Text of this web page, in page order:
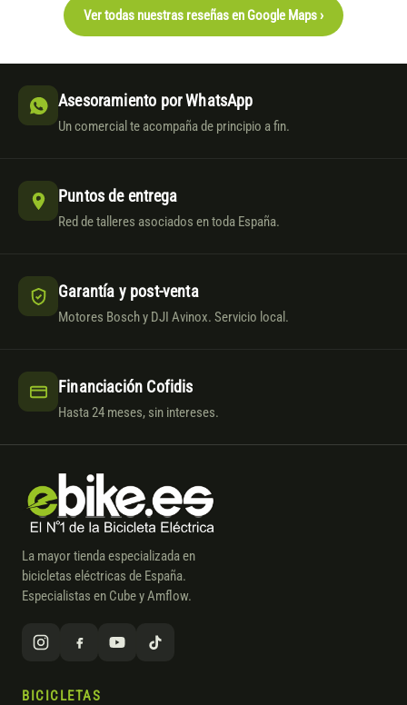
Ver todas nuestras reseñas en Google Maps ›
Asesoramiento por WhatsApp
Un comercial te acompaña de principio a fin.
Puntos de entrega
Red de talleres asociados en toda España.
Garantía y post-venta
Motores Bosch y DJI Avinox. Servicio local.
Financiación Cofidis
Hasta 24 meses, sin intereses.
La mayor tienda especializada en
bicicletas eléctricas de España.
Especialistas en Cube y Amflow.
BICICLETAS